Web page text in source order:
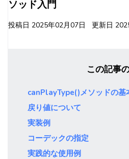
ソッド入門
投稿日 2025年02月07日 更新日
この記事
canPlayType()メソッドの基
戻り値について
実装例
コーデックの指定
実践的な使用例